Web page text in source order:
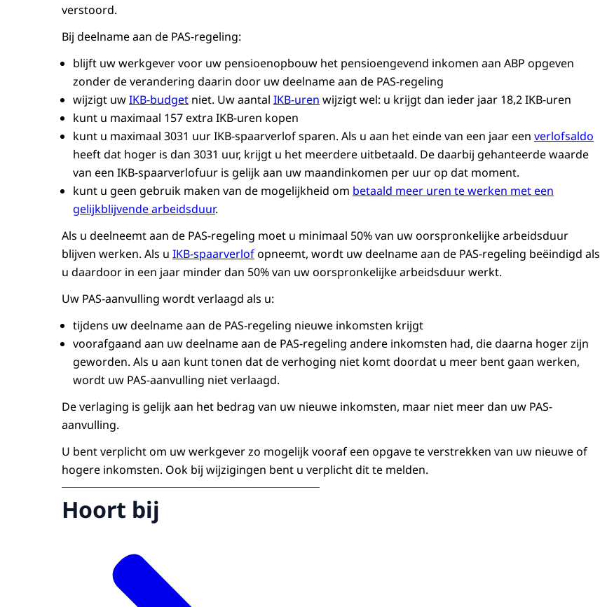
verstoord.
Bij deelname aan de PAS-regeling:
blijft uw werkgever voor uw pensioenopbouw het pensioengevend inkomen aan ABP opgeven
zonder de verandering daarin door uw deelname aan de PAS-regeling
wijzigt uwIKB-budget niet. Uw aantal IKB-uren wijzigt wel: u krijgt dan ieder jaar 18,2 IKB-uren
kunt u maximaal 157 extra IKB-uren kopen
kunt u maximaal 3031 uur IKB-spaarverlof sparen. Als u aan het einde van een jaar een verlofsaldo
heeft dat hoger is dan 3031 uur, krijgt u het meerdere uitbetaald. De daarbij gehanteerde waarde
van een IKB-spaarverlofuur is gelijk aan uw maandinkomen per uur op dat moment.
kunt u geen gebruik maken van de mogelijkheid om betaald meer uren te werken met een
gelijkblijvende arbeidsduur.
Als u deelneemt aan de PAS-regeling moet u minimaal 50% van uw oorspronkelijke arbeidsduur
blijven werken. Als u IKB-spaarverlofopneemt, wordt uw deelname aan de PAS-regeling beëindigd als
u daardoor in een jaar minder dan 50% van uw oorspronkelijke arbeidsduur werkt.
Uw PAS-aanvulling wordt verlaagd als u:
tijdens uw deelname aan de PAS-regeling nieuwe inkomsten krijgt
voorafgaand aan uw deelname aan de PAS-regeling andere inkomsten had, die daarna hoger zijn
geworden. Als u aan kunt tonen dat de verhoging niet komt doordat u meer bent gaan werken,
wordt uw PAS-aanvulling niet verlaagd.
De verlaging is gelijk aan het bedrag van uw nieuwe inkomsten, maar niet meer dan uw PAS-
aanvulling.
U bent verplicht om uw werkgever zo mogelijk vooraf een opgave te verstrekken van uw nieuwe of
hogere inkomsten. Ook bij wijzigingen bent u verplicht dit te melden.
Hoort bij